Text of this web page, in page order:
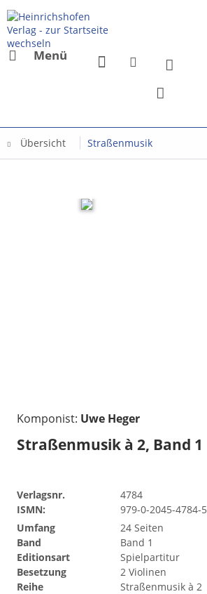
Menü
Übersicht Straßenmusik
Komponist: Uwe Heger
Straßenmusik à 2, Band 1
Verlagsnr.
4784
ISMN:
979-0-2045-4784-5
Umfang
24 Seiten
Band
Band 1
Editionsart
Spielpartitur
Besetzung
2 Violinen
Reihe
Straßenmusik à 2